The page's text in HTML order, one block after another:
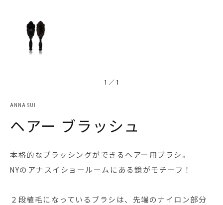
1 ／ 1
ANNA SUI
ヘアー ブラッシュ
本格的なブラッシングができるヘアー用ブラシ。
NYのアナスイショールームにある鏡がモチーフ！
２段植毛になっているブラシは、先端のナイロン部分